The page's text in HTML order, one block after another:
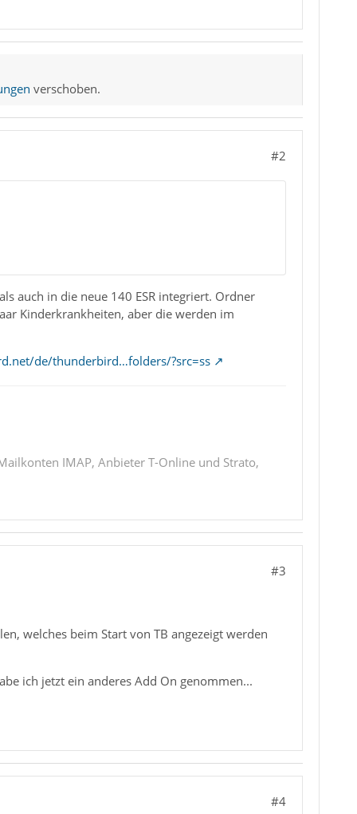
verschoben.
#2
auch in die neue 140 ESR integriert. Ordner
Kinderkrankheiten, aber die werden im
de/thunderbird…folders/?src=ss
IMAP, Anbieter T-Online und Strato,
#3
welches beim Start von TB angezeigt werden
ich jetzt ein anderes Add On genommen...
#4